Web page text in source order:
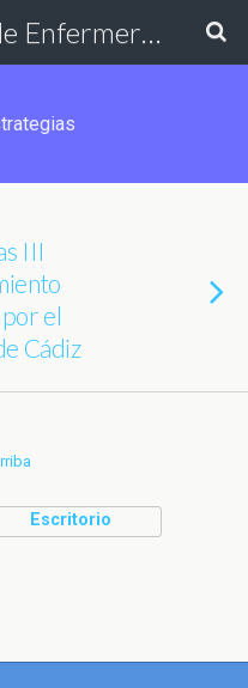
Excmo. Colegio de Enfermería de Cádiz
III
el
Cádiz
Escritorio